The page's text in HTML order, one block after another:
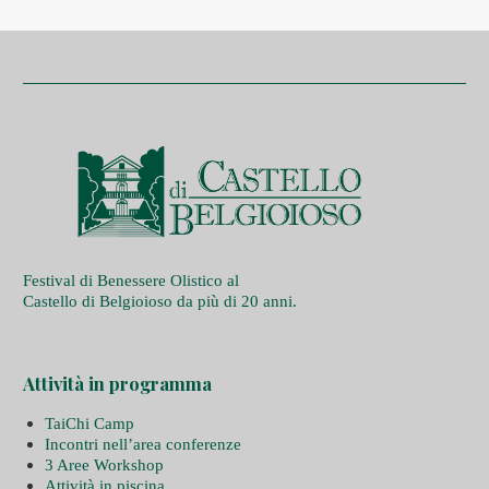
Festival di Benessere Olistico al
Castello di Belgioioso da più di 20 anni.
Attività in programma
TaiChi Camp
Incontri nell’area conferenze
3 Aree Workshop